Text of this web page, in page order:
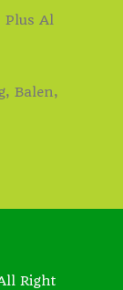
Plus Al
Balen,
Right